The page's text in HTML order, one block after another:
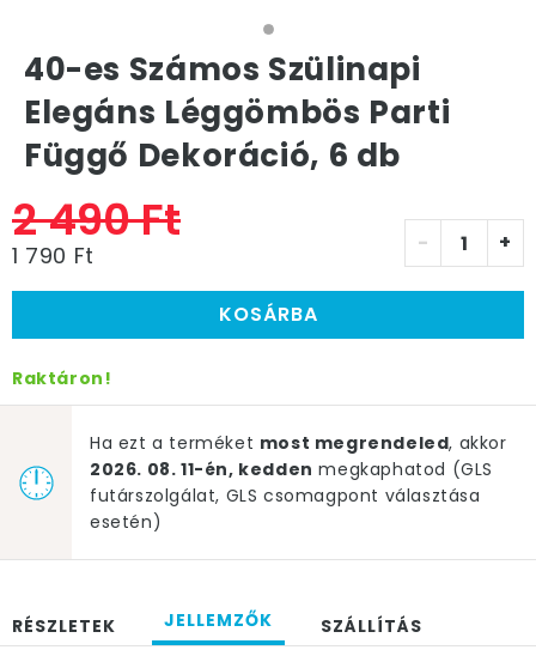
40-es Számos Szülinapi
Elegáns Léggömbös Parti
Függő Dekoráció, 6 db
2 490 Ft
1 790 Ft - +
KOSÁRBA
Raktáron!
Ha ezt a terméket most megrendeled, akkor
2026. 08. 11-én, kedden megkaphatod (GLS
futárszolgálat, GLS csomagpont választása
esetén)
RÉSZLETEK JELLEMZŐK SZÁLLÍTÁS